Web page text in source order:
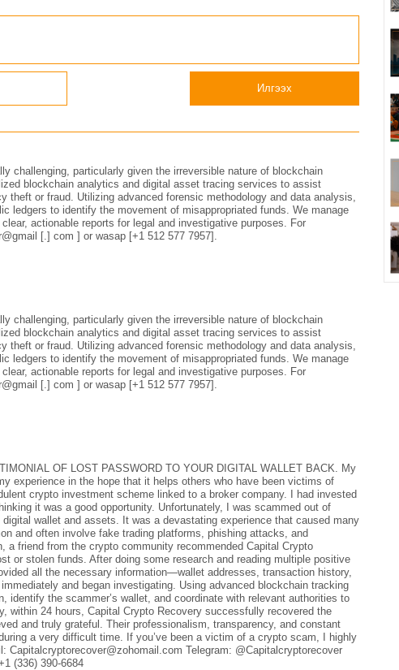
Илгээх
challenging, particularly given the irreversible nature of blockchain
blockchain analytics and digital asset tracing services to assist
theft or fraud. Utilizing advanced forensic methodology and data analysis,
ledgers to identify the movement of misappropriated funds. We manage
actionable reports for legal and investigative purposes. For
[.] com ] or wasap [+1 512 577 7957].
challenging, particularly given the irreversible nature of blockchain
blockchain analytics and digital asset tracing services to assist
theft or fraud. Utilizing advanced forensic methodology and data analysis,
ledgers to identify the movement of misappropriated funds. We manage
actionable reports for legal and investigative purposes. For
[.] com ] or wasap [+1 512 577 7957].
OF LOST PASSWORD TO YOUR DIGITAL WALLET BACK. My
experience in the hope that it helps others who have been victims of
crypto investment scheme linked to a broker company. I had invested
it was a good opportunity. Unfortunately, I was scammed out of
wallet and assets. It was a devastating experience that caused many
and often involve fake trading platforms, phishing attacks, and
a friend from the crypto community recommended Capital Crypto
or stolen funds. After doing some research and reading multiple positive
all the necessary information—wallet addresses, transaction history,
and began investigating. Using advanced blockchain tracking
identify the scammer’s wallet, and coordinate with relevant authorities to
within 24 hours, Capital Crypto Recovery successfully recovered the
and truly grateful. Their professionalism, transparency, and constant
a very difficult time. If you’ve been a victim of a crypto scam, I highly
Telegram: @Capitalcryptorecover
(336) 390-6684